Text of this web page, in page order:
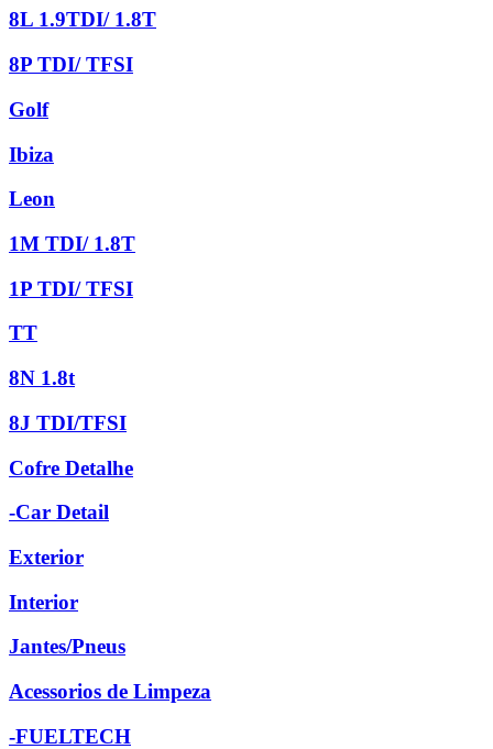
8L 1.9TDI/ 1.8T
8P TDI/ TFSI
Golf
Ibiza
Leon
1M TDI/ 1.8T
1P TDI/ TFSI
TT
8N 1.8t
8J TDI/TFSI
Cofre Detalhe
-Car Detail
Exterior
Interior
Jantes/Pneus
Acessorios de Limpeza
-FUELTECH